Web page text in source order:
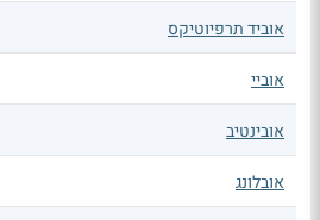
אוביד תרפיוטיקס
אוביי
אובינטיב
אובלונג